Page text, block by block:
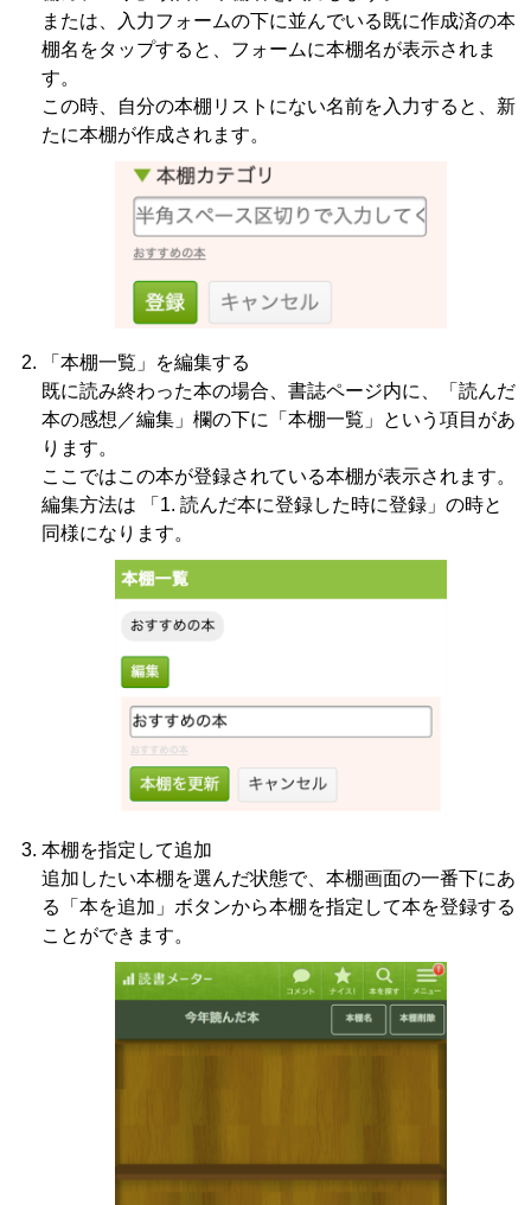
または、入力フォームの下に並んでいる既に作成済の本
棚名をタップすると、フォームに本棚名が表示されま
す。
この時、自分の本棚リストにない名前を入力すると、新
たに本棚が作成されます。
「本棚一覧」を編集する
既に読み終わった本の場合、書誌ページ内に、「読んだ
本の感想／編集」欄の下に「本棚一覧」という項目があ
ります。
ここではこの本が登録されている本棚が表示されます。
編集方法は 「1. 読んだ本に登録した時に登録」の時と
同様になります。
本棚を指定して追加
追加したい本棚を選んだ状態で、本棚画面の一番下にあ
る「本を追加」ボタンから本棚を指定して本を登録する
ことができます。